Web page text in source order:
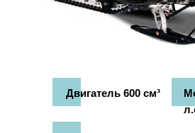
Двигатель 600 см³